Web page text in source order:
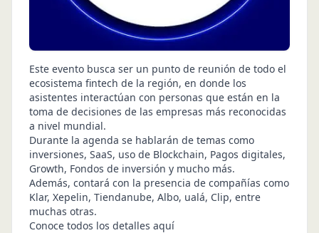
Este evento busca ser un punto de reunión de todo el
ecosistema fintech de la región, en donde los
asistentes interactúan con personas que están en la
toma de decisiones de las empresas más reconocidas
a nivel mundial.
Durante la agenda se hablarán de temas como
inversiones, SaaS, uso de Blockchain, Pagos digitales,
Growth, Fondos de inversión y mucho más.
Además, contará con la presencia de compañías como
Klar, Xepelin, Tiendanube, Albo, ualá, Clip, entre
muchas otras.
Conoce todos los detalles aquí